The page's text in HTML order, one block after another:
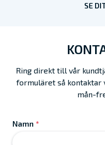
SE
Ring direkt till vår
formuläret så kontaktar
mån-
Namn *